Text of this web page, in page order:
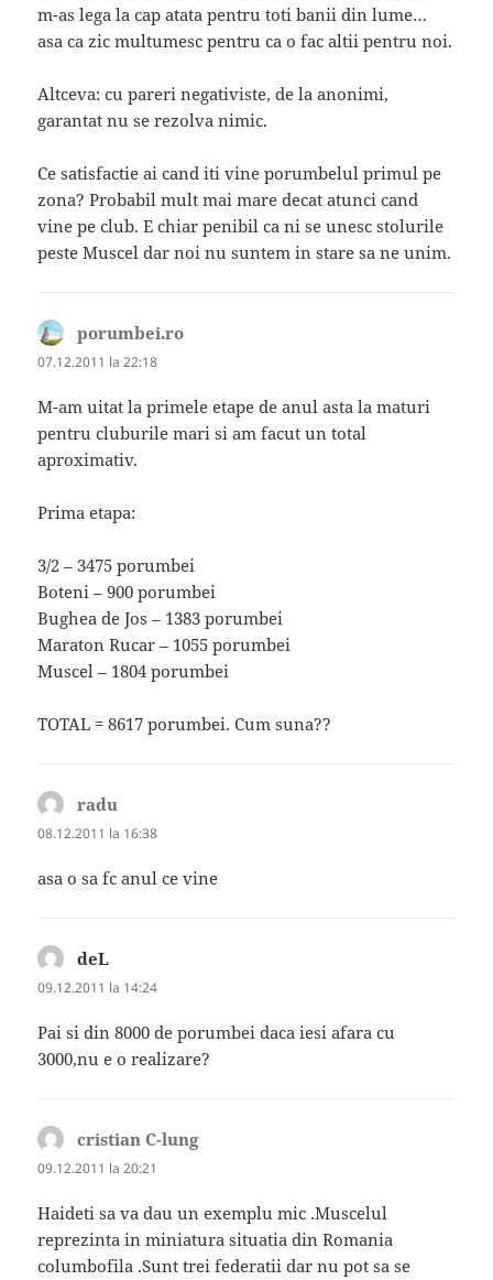
m-as lega la cap atata pentru toti banii din lume…
asa ca zic multumesc pentru ca o fac altii pentru noi.
Altceva: cu pareri negativiste, de la anonimi,
garantat nu se rezolva nimic.
Ce satisfactie ai cand iti vine porumbelul primul pe
zona? Probabil mult mai mare decat atunci cand
vine pe club. E chiar penibil ca ni se unesc stolurile
peste Muscel dar noi nu suntem in stare sa ne unim.
porumbei.ro
07.12.2011 la 22:18
M-am uitat la primele etape de anul asta la maturi
pentru cluburile mari si am facut un total
aproximativ.
Prima etapa:
3/2 – 3475 porumbei
Boteni – 900 porumbei
Bughea de Jos – 1383 porumbei
Maraton Rucar – 1055 porumbei
Muscel – 1804 porumbei
TOTAL = 8617 porumbei. Cum suna??
radu
08.12.2011 la 16:38
asa o sa fc anul ce vine
deL
09.12.2011 la 14:24
Pai si din 8000 de porumbei daca iesi afara cu
3000,nu e o realizare?
cristian C-lungspune:
09.12.2011 la 20:21
Haideti sa va dau un exemplu mic .Muscelul
reprezinta in miniatura situatia din Romania
columbofila .Sunt trei federatii dar nu pot sa se